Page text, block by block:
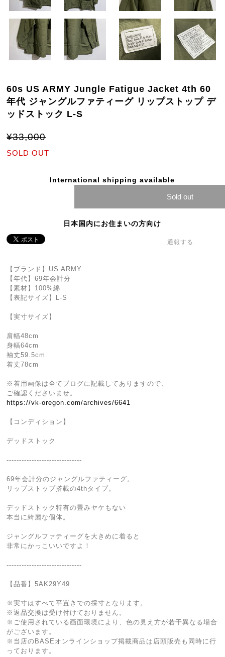
60s US ARMY Jungle Fatigue Jacket 4th 60
年代 ジャングルファティーグ リップストップ デ
ッドストック L-S
¥33,000
SOLD OUT
International shipping available
Sold out
日本国内にお住まいの方向け
通報する
【ブランド】US ARMY
【年代】69年会計分
【素材】100%綿
【表記サイズ】L-S
【実寸サイズ】
肩幅48cm
身幅64cm
袖丈59.5cm
着丈78cm
※着用画像は全てブログに記載してありますので、
ご確認くださいませ。
https://vk-oregon.com/archives/6641
【コンディション】
デッドストック
------------------------------
69年会計分のジャングルファティーグ。
リップストップ搭載の4thタイプ。
デッドストック特有の畳みヤケもない
本当に綺麗な個体。
ジャングルファティーグを大きめに着ると
非常にかっこいいですよ！
------------------------------
【品番】5AK29Y49
※実寸はすべて平置きでの採寸となります。
※返品交換は受け付けておりません。
※ご使用されている画面環境により、色の見え方が若干異なる場合
がございます。
※当店のBASEオンラインショップ掲載商品は店頭販売も同時に行
っております。